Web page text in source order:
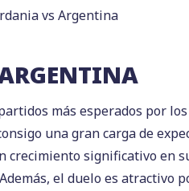
vs Argentina
más esperados por
una gran carga de
significativo en
el duelo es atractivo